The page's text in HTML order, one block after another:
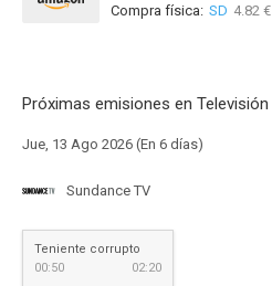
Compra física: SD 4.82 €
Próximas emisiones en Televisión
Jue, 13 Ago 2026 (En 6 días)
Sundance TV
Teniente corrupto
00:50
02:20